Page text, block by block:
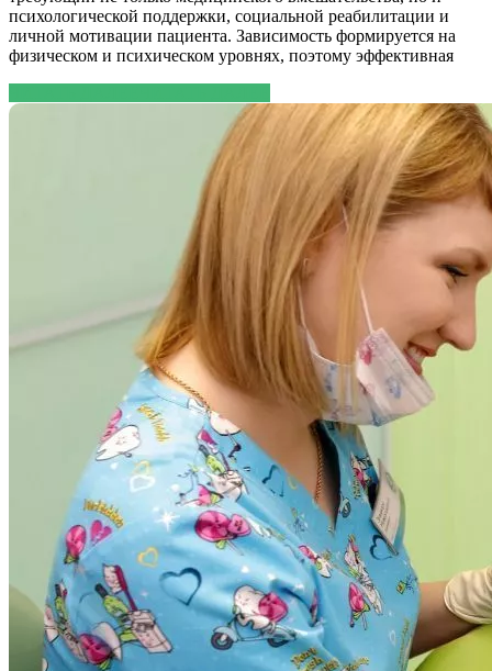
психологической поддержки, социальной реабилитации и
личной мотивации пациента. Зависимость формируется на
физическом и психическом уровнях, поэтому эффективная